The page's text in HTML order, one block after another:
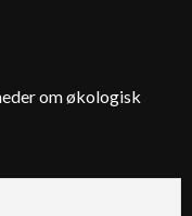
om økologisk